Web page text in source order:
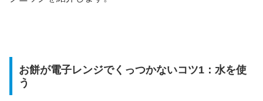
お餅が電子レンジでくっつかないコツ1：水を使
う